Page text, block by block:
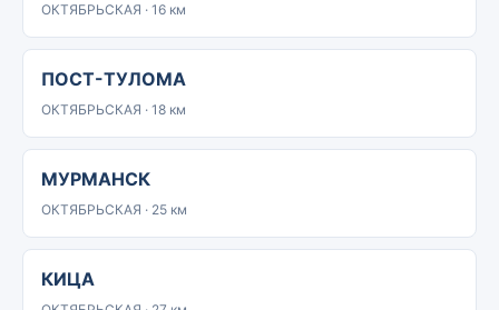
ОКТЯБРЬСКАЯ · 16 км
ПОСТ-ТУЛОМА
ОКТЯБРЬСКАЯ · 18 км
МУРМАНСК
ОКТЯБРЬСКАЯ · 25 км
КИЦА